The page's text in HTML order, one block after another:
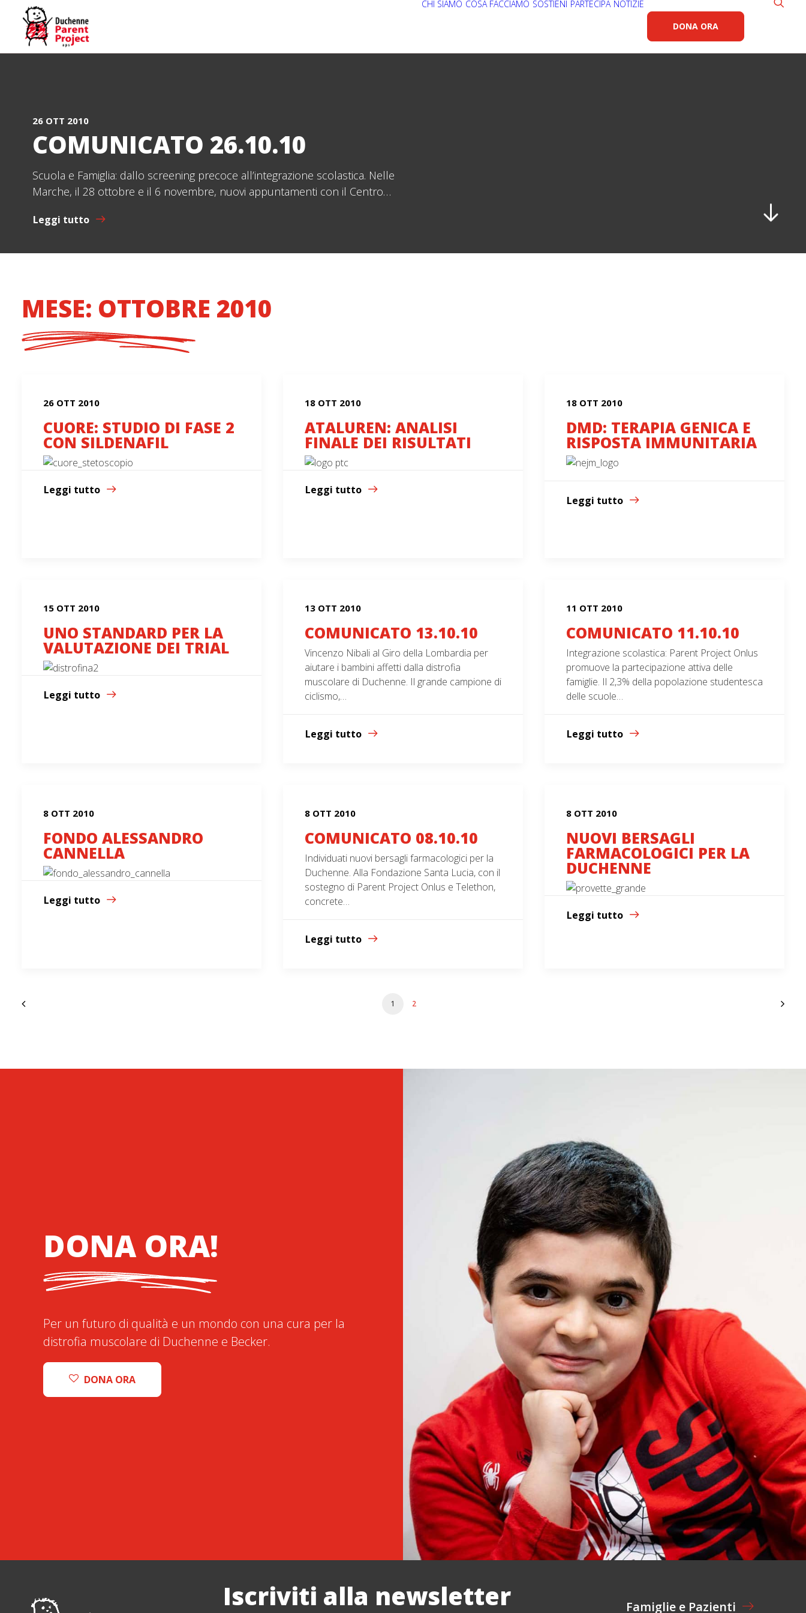
CHI SIAMO COSA FACCIAMO SOSTIENI PARTECIPA NOTIZIE
DONA ORA
26 OTT 2010
COMUNICATO 26.10.10
Scuola e Famiglia: dallo screening precoce all’integrazione scolastica. Nelle
Marche, il 28 ottobre e il 6 novembre, nuovi appuntamenti con il Centro…
Leggi tutto
MESE: OTTOBRE 2010
26 OTT 2010
CUORE: STUDIO DI FASE 2
CON SILDENAFIL
Leggi tutto
18 OTT 2010
ATALUREN: ANALISI
FINALE DEI RISULTATI
Leggi tutto
18 OTT 2010
DMD: TERAPIA GENICA E
RISPOSTA IMMUNITARIA
Leggi tutto
15 OTT 2010
UNO STANDARD PER LA
VALUTAZIONE DEI TRIAL
Leggi tutto
13 OTT 2010
COMUNICATO 13.10.10
Vincenzo Nibali al Giro della Lombardia per
aiutare i bambini affetti dalla distrofia
muscolare di Duchenne. Il grande campione di
ciclismo,…
Leggi tutto
11 OTT 2010
COMUNICATO 11.10.10
Integrazione scolastica: Parent Project Onlus
promuove la partecipazione attiva delle
famiglie. Il 2,3% della popolazione studentesca
delle scuole…
Leggi tutto
8 OTT 2010
FONDO ALESSANDRO
CANNELLA
Leggi tutto
8 OTT 2010
COMUNICATO 08.10.10
Individuati nuovi bersagli farmacologici per la
Duchenne. Alla Fondazione Santa Lucia, con il
sostegno di Parent Project Onlus e Telethon,
concrete…
Leggi tutto
8 OTT 2010
NUOVI BERSAGLI
FARMACOLOGICI PER LA
DUCHENNE
Leggi tutto
1 2
DONA ORA!
Per un futuro di qualità e un mondo con una cura per la
distrofia muscolare di Duchenne e Becker.
DONA ORA
Iscriviti alla newsletter Famiglie e Pazienti